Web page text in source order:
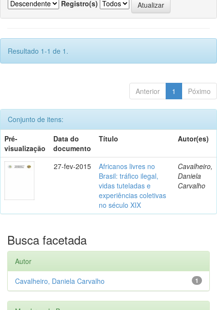
Registro(s)
Resultado 1-1 de 1.
Anterior 1 Póximo
Conjunto de itens:
Pré-
visualização
Data do
documento
Título Autor(es)
27-fev-2015
Africanos livres no
Brasil: tráfico ilegal,
vidas tuteladas e
experiências coletivas
no século XIX
Cavalheiro,
Daniela
Carvalho
Busca facetada
Autor
1
Cavalheiro, Daniela Carvalho